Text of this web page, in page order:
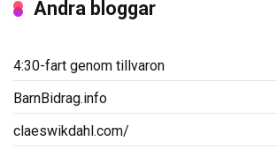
Andra bloggar
4:30-fart genom tillvaron
BarnBidrag.info
claeswikdahl.com/